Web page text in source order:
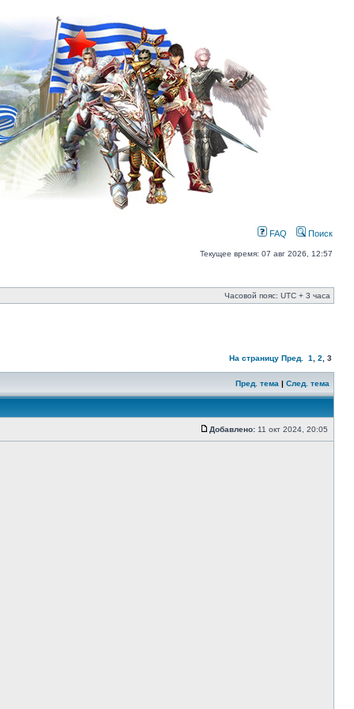
FAQ Поиск
Текущее время: 07 авг 2026, 12:57
Часовой пояс: UTC + 3 часа
На страницу Пред. 1 2 3
Пред. тема | След. тема
Добавлено: 11 окт 2024, 20:05